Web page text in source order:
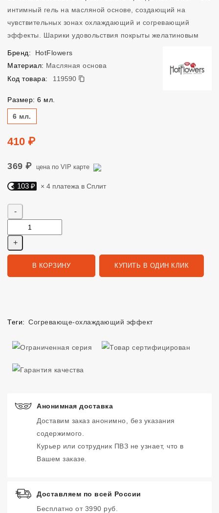
интимный гель на масляной основе, создающий на
чувствительных зонах охлаждающий и согревающий
эффекты. Шарики удовольствия покрыты желатиновым
Бренд:
HotFlowers
Материал: Масляная основа
Код товара:
119590
119590
Размер: 6 мл.
Размер
6 мл.
Цена
410 ₽
369 ₽ цена по VIP карте
Яндекс Сплит. 103 руб, 4 платежа в Сплит
103 ₽ × 4 платежа в Сплит
В КОРЗИНУ КУПИТЬ В ОДИН КЛИК
Теги: Согревающе-охлаждающий эффект
Анонимная доставка
Доставим заказ анонимно, без указания
содержимого.
Курьер или сотрудник ПВЗ не узнает, что в
Вашем заказе.
Доставляем по всей России
Бесплатно от 3990 руб.